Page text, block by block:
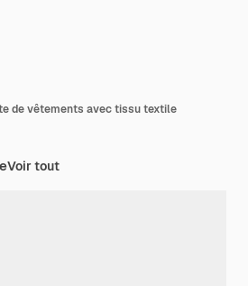
de vêtements avec tissu textile
Voir tout